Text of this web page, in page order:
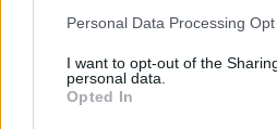
Please note that this website/app
not limited to your visit or usage
grant or deny consent to Google
use your data for below specified
Personal Data Processing
I want to opt-out of the
personal data.
Opted In